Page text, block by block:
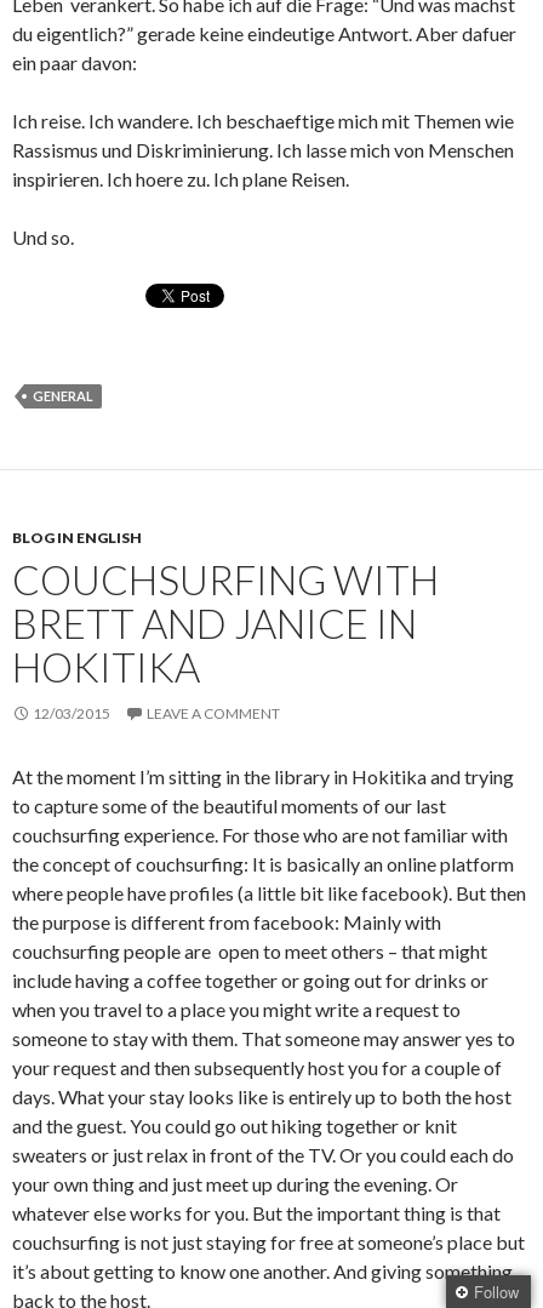
du eigentlich?” gerade keine eindeutige Antwort. Aber dafuer
ein paar davon:
Ich reise. Ich wandere. Ich beschaeftige mich mit Themen wie
Rassismus und Diskriminierung. Ich lasse mich von Menschen
inspirieren. Ich hoere zu. Ich plane Reisen.
Und so.
GENERAL
BLOG IN ENGLISH
COUCHSURFING WITH
BRETT AND JANICE IN
HOKITIKA
12/03/2015 LEAVE A COMMENT
At the moment I’m sitting in the library in Hokitika and trying
to capture some of the beautiful moments of our last
couchsurfing experience. For those who are not familiar with
the concept of couchsurfing: It is basically an online platform
where people have profiles (a little bit like facebook). But then
the purpose is different from facebook: Mainly with
couchsurfing people are open to meet others – that might
include having a coffee together or going out for drinks or
when you travel to a place you might write a request to
someone to stay with them. That someone may answer yes to
your request and then subsequently host you for a couple of
days. What your stay looks like is entirely up to both the host
and the guest. You could go out hiking together or knit
sweaters or just relax in front of the TV. Or you could each do
your own thing and just meet up during the evening. Or
whatever else works for you. But the important thing is that
couchsurfing is not just staying for free at someone’s place but
it’s about getting to know one another. And giving something
back to the host.
Follow